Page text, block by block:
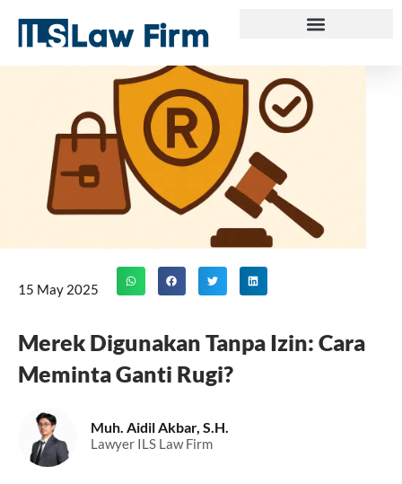
content
15 May 2025
Merek Digunakan Tanpa Izin: Cara
Meminta Ganti Rugi?
Muh. Aidil Akbar, S.H.
Lawyer ILS Law Firm